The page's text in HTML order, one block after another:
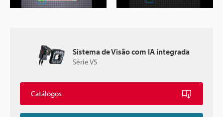
Sistema de Visão com IA integrada
Série VS
Catálogos